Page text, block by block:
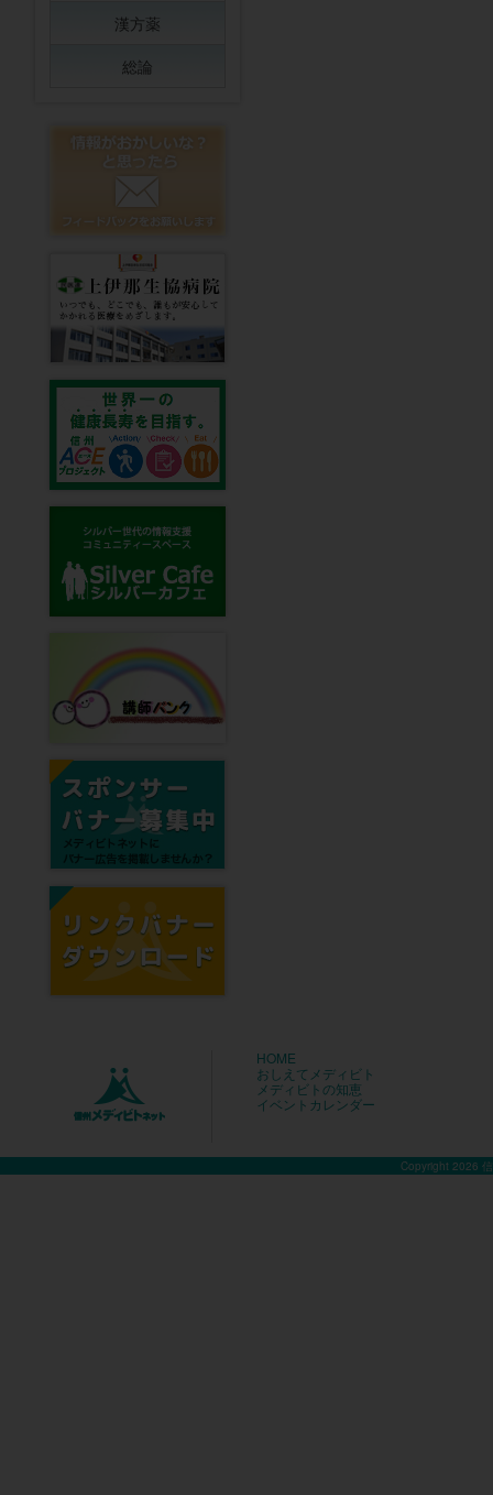
漢方薬
総論
HOME
おしえてメディビト
メディビトの知恵
イベントカレンダー
Copyright 2026